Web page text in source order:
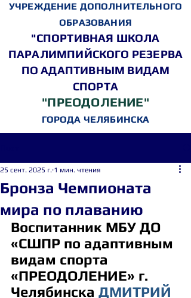
УЧРЕЖДЕНИЕ ДОПОЛНИТЕЛЬНОГО
ОБРАЗОВАНИЯ
"СПОРТИВНАЯ ШКОЛА
ПАРАЛИМПИЙСКОГО РЕЗЕРВА
ПО АДАПТИВНЫМ ВИДАМ
СПОРТА
"ПРЕОДОЛЕНИЕ"
ГОРОДА ЧЕЛЯБИНСКА
Бронза Чемпионата
мира по плаванию
25 сент. 2025 г. 1 мин. чтения
Воспитанник МБУ ДО
«СШПР по адаптивным
видам спорта
«ПРЕОДОЛЕНИЕ» г.
Челябинска ДМИТРИЙ